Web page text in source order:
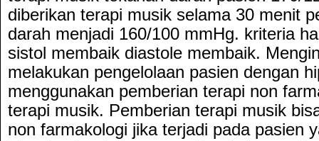
diberikan terapi musik selama 30 menit
darah menjadi 160/100 mmHg. kriteria
sistol membaik diastole membaik.
melakukan pengelolaan pasien dengan
menggunakan pemberian terapi non
terapi musik. Pemberian terapi musik
non farmakologi jika terjadi pada pasien